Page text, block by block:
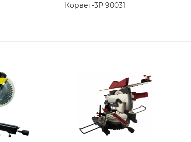
Корвет-3Р 90031